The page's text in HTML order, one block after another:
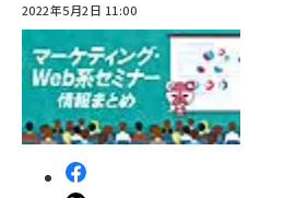
2022年5月2日 11:00